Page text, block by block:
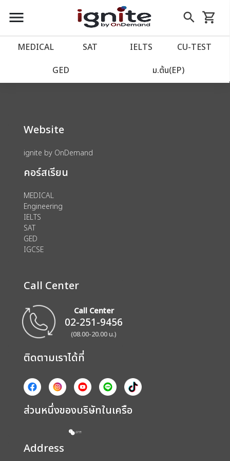
close
account_balance หน้าแรก
เว็บไซต์อิกไนท์
import_contacts วางแผนการเรียน
account_circle เข้าสู่ระบบ
assignment ลงทะเบียน
menu search
Skip
to
shopping_cart
รถเข็น
MEDICAL SAT IELTS CU‑TEST
GED ม.ต้น(EP)
We could not find anything for 80000725
Website
ignite by OnDemand
คอร์สเรียน
MEDICAL
Engineering
IELTS
SAT
GED
IGCSE
Call Center
Call Center
02-251-9456
(08.00-20.00 น.)
ติดตามเราได้ที่
ส่วนหนึ่งของบริษัทในเครือ
Address